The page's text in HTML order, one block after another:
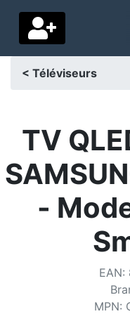
Pays de livraison
Accueil
Paramètres
Soutenez-nous
Contactez-nous
< Téléviseurs
TV
-
EAN:
MPN: